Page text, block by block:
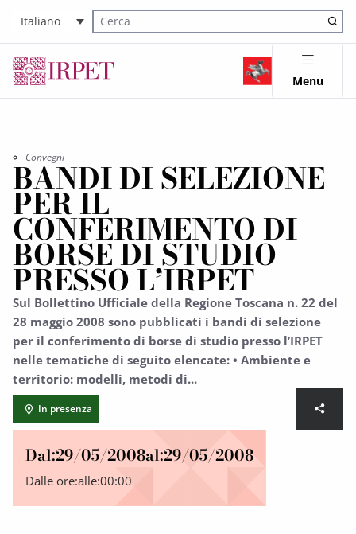
Italiano
Cerca nel sito
Menu
Convegni
BANDI DI SELEZIONE
PER IL
CONFERIMENTO DI
BORSE DI STUDIO
PRESSO L’IRPET
Sul Bollettino Ufficiale della Regione Toscana n. 22 del
28 maggio 2008 sono pubblicati i bandi di selezione
per il conferimento di borse di studio presso l’IRPET
nelle tematiche di seguito elencate: • Ambiente e
territorio: modelli, metodi di...
In presenza
Dal:29/05/2008al:29/05/2008
Dalle ore:alle:00:00